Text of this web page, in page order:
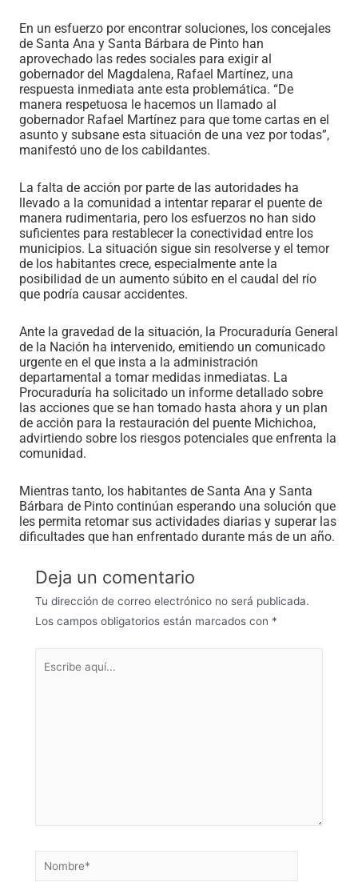
En un esfuerzo por encontrar soluciones, los concejales
de Santa Ana y Santa Bárbara de Pinto han
aprovechado las redes sociales para exigir al
gobernador del Magdalena, Rafael Martínez, una
respuesta inmediata ante esta problemática. “De
manera respetuosa le hacemos un llamado al
gobernador Rafael Martínez para que tome cartas en el
asunto y subsane esta situación de una vez por todas”,
manifestó uno de los cabildantes.
La falta de acción por parte de las autoridades ha
llevado a la comunidad a intentar reparar el puente de
manera rudimentaria, pero los esfuerzos no han sido
suficientes para restablecer la conectividad entre los
municipios. La situación sigue sin resolverse y el temor
de los habitantes crece, especialmente ante la
posibilidad de un aumento súbito en el caudal del río
que podría causar accidentes.
Ante la gravedad de la situación, la Procuraduría General
de la Nación ha intervenido, emitiendo un comunicado
urgente en el que insta a la administración
departamental a tomar medidas inmediatas. La
Procuraduría ha solicitado un informe detallado sobre
las acciones que se han tomado hasta ahora y un plan
de acción para la restauración del puente Michichoa,
advirtiendo sobre los riesgos potenciales que enfrenta la
comunidad.
Mientras tanto, los habitantes de Santa Ana y Santa
Bárbara de Pinto continúan esperando una solución que
les permita retomar sus actividades diarias y superar las
dificultades que han enfrentado durante más de un año.
Deja un comentario
Tu dirección de correo electrónico no será publicada.
Los campos obligatorios están marcados con *